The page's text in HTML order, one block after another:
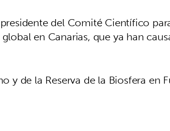
del Comité Científico
en Canarias, que ya han
y de la Reserva de la Biosfera en